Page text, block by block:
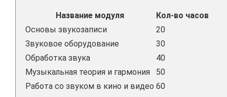
Название модуля
Кол-во часов
Основы звукозаписи
20
Звуковое оборудование
30
Обработка звука
40
Музыкальная теория и гармония
50
Работа со звуком в кино и видео 60